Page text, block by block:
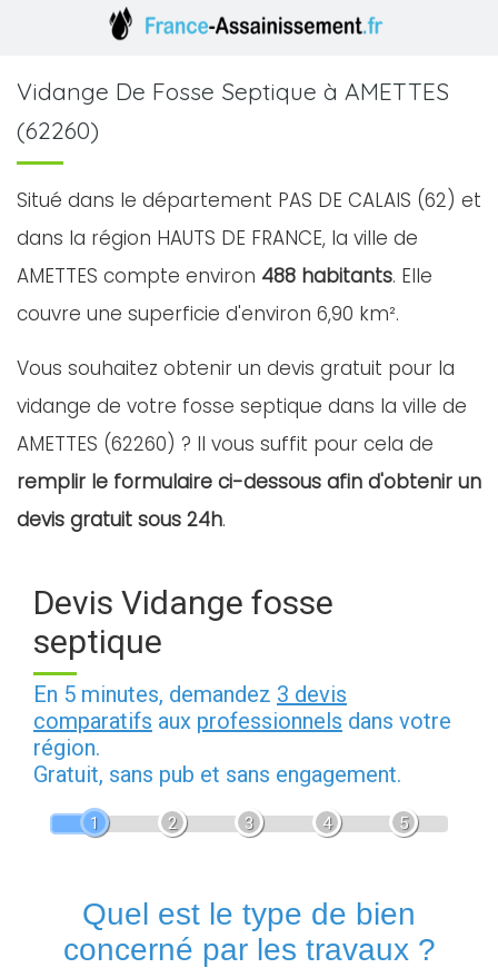
Vidange De Fosse Septique à AMETTES
(62260)
Situé dans le département PAS DE CALAIS (62) et
dans la région HAUTS DE FRANCE, la ville de
AMETTES compte environ 488 habitants. Elle
couvre une superficie d'environ 6,90 km².
Vous souhaitez obtenir un devis gratuit pour la
vidange de votre fosse septique dans la ville de
AMETTES (62260) ? Il vous suffit pour cela de
remplir le formulaire ci-dessous afin d'obtenir un
devis gratuit sous 24h.
Devis Vidange fosse
septique
En 5 minutes, demandez 3 devis
comparatifs aux professionnels dans votre
région.
Gratuit, sans pub et sans engagement.
1 2 3 4 5
Quel est le type de bien
concerné par les travaux ?